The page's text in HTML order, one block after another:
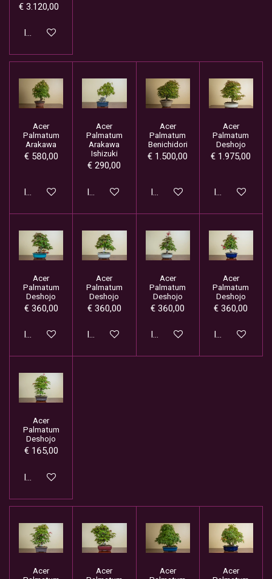
€ 3.120,00
In winkelwagen
Acer
Palmatum
Arakawa
€ 580,00
In winkelwagen
Acer
Palmatum
Arakawa
Ishizuki
€ 290,00
In winkelwagen
Acer
Palmatum
Benichidori
€ 1.500,00
In winkelwagen
Acer
Palmatum
Deshojo
€ 1.975,00
In
Acer
Palmatum
Deshojo
€ 360,00
In winkelwagen
Acer
Palmatum
Deshojo
€ 360,00
In winkelwagen
Acer
Palmatum
Deshojo
€ 360,00
In winkelwagen
Acer
Palmatum
Deshojo
€ 360,00
In
Acer
Palmatum
Deshojo
€ 165,00
In winkelwagen
Acer
Acer
Acer
Acer